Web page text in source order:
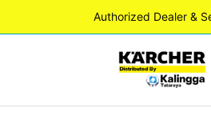
Authorized Dealer &